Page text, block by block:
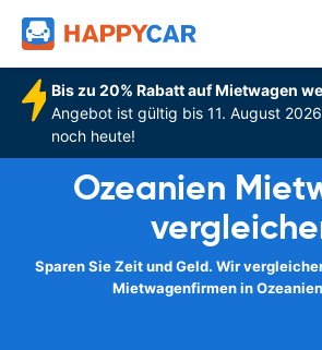
Bis zu 20% Rabatt auf Mietwagen
Angebot ist gültig bis 11. August
noch heute!
Ozeanien
Sparen Sie Zeit und Geld. Wir
Mietwagenfirmen in